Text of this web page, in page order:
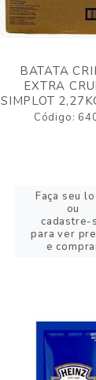
BATATA
EXTRA
SIMPLOT
Código:
Faça seu
ou
cadastre-
para ver
e